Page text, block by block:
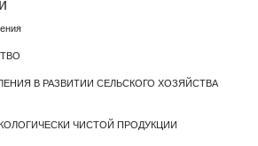
В РАЗВИТИИ СЕЛЬСКОГО ХОЗЯЙСТВА
ЧИСТОЙ ПРОДУКЦИИ